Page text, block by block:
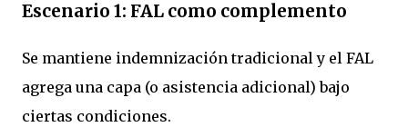
Escenario 1: FAL como complemento
Se mantiene indemnización tradicional y el FAL
agrega una capa (o asistencia adicional) bajo
ciertas condiciones.